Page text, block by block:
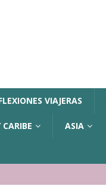
VIAJERAS
ASIA